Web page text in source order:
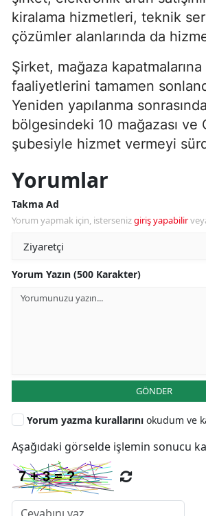
kiralama hizmetleri, teknik
çözümler alanlarında da
Şirket, mağaza
faaliyetlerini tamamen
Yeniden yapılanma
bölgesindeki 10 mağazası ve
şubesiyle hizmet vermeyi
Yorumlar
Takma Ad
Yorum yapmak için, istersenizgiriş yapabilir
Yorum Yazın (500 Karakter)
GÖNDER
Yorum yazma kurallarını okudum ve
Aşağıdaki görselde işlemin sonucu